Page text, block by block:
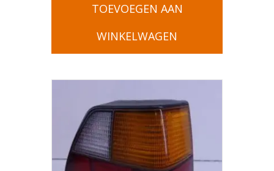
TOEVOEGEN AAN
WINKELWAGEN